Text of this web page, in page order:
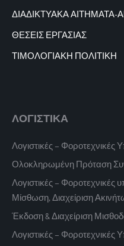
ΔΙΑΔΙΚΤΥΑΚΑΑΙΤΗΜΑΤΑ-
ΘΕΣΕΙΣ ΕΡΓΑΣΙΑΣ
ΤΙΜΟΛΟΓΙΑΚΗ ΠΟΛΙΤΙΚΗ
ΛΟΓΙΣΤΙΚΑ
Λογιστικές – Φοροτεχνικές
Ολοκληρωμένη Πρόταση
Λογιστικές – Φοροτεχνικές
Μίσθωση, Διαχείριση
Έκδοση & Διαχείριση
Λογιστικές – Φοροτεχνικές